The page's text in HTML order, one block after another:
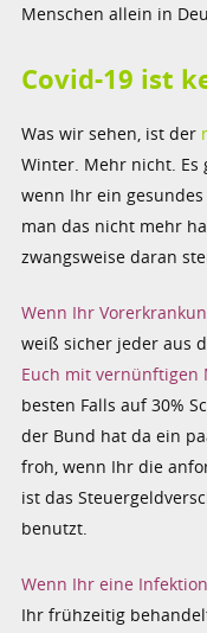
Menschen allein in
Covid-19 ist
Was wir sehen, ist der
Winter. Mehr nicht. Es
wenn Ihr ein
man das nicht mehr
zwangsweise daran
Wenn Ihr
weiß sicher jeder aus
Euch mit vernünftigen
besten Falls auf 30%
der Bund hat da ein
froh, wenn Ihr die
ist das
benutzt.
Wenn Ihr eine
Ihr frühzeitig